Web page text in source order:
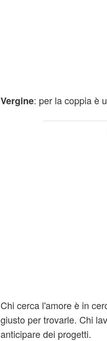
con molta più calma.
: gli incontri dei
Nel campo lavorativo
Vergine: per la coppia è
Chi cerca l'amore è in
giusto per trovarle. Chi
anticipare dei progetti.